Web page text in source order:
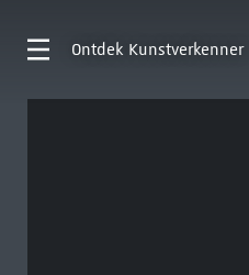
Ontdek Kunstverkenner